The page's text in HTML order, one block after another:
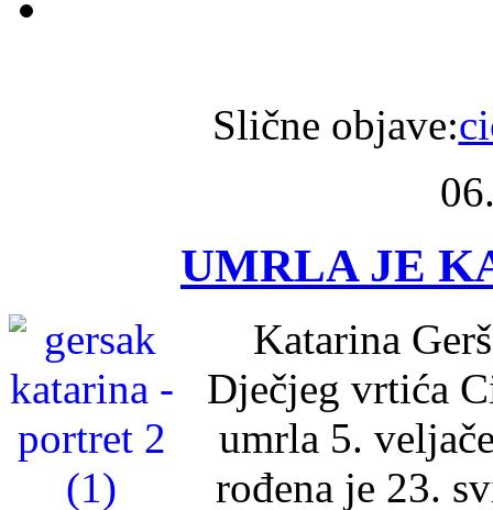
Slične objave:
UMRLA JE
Katarina
Dječjeg vrtića
umrla 5.
rođena je 23.